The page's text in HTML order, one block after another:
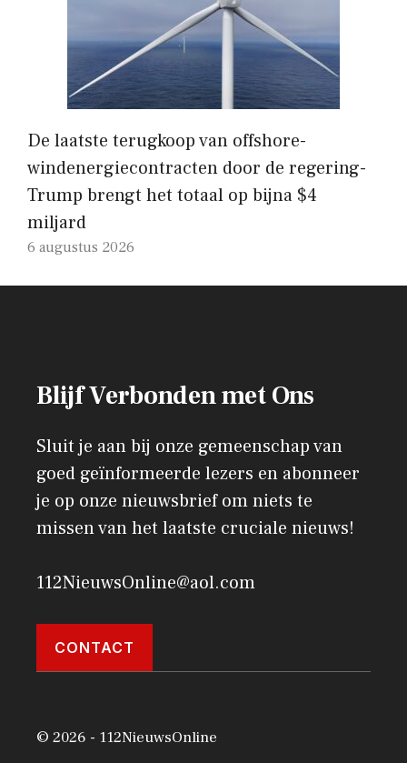
De laatste terugkoop van offshore-
windenergiecontracten door de regering-
Trump brengt het totaal op bijna $4
miljard
6 augustus 2026
Blijf Verbonden met Ons
Sluit je aan bij onze gemeenschap van
goed geïnformeerde lezers en abonneer
je op onze nieuwsbrief om niets te
missen van het laatste cruciale nieuws!
112NieuwsOnline@aol.com
CONTACT
© 2026 - 112NieuwsOnline